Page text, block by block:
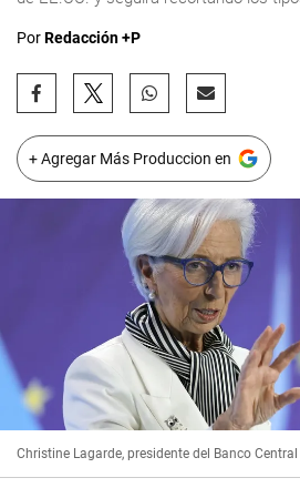
PorRedacción +P
+ Agregar Más Produccion en
Christine Lagarde, presidente del Banco Central